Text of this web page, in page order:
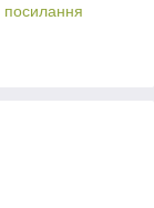
посилання